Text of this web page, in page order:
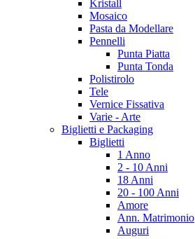
Kristall
Mosaico
Pasta da Modellare
Pennelli
Punta Piatta
Punta Tonda
Polistirolo
Tele
Vernice Fissativa
Varie - Arte
Biglietti e Packaging
Biglietti
1 Anno
2 - 10 Anni
18 Anni
20 - 100 Anni
Amore
Ann. Matrimonio
Auguri